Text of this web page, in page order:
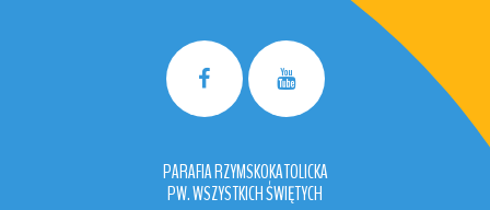
PARAFIA RZYMSKOKATOLICKA
PW. WSZYSTKICH ŚWIĘTYCH